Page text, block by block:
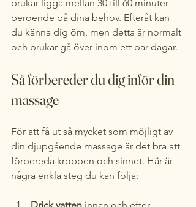
brukar ligga mellan 30 till 60 minuter
beroende på dina behov. Efteråt kan
du känna dig öm, men detta är normalt
och brukar gå över inom ett par dagar.
Så förbereder du dig inför din
massage
För att få ut så mycket som möjligt av
din djupgående massage är det bra att
förbereda kroppen och sinnet. Här är
några enkla steg du kan följa: